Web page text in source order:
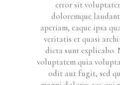
error sit
doloremque
aperiam, eaque ipsa
veritatis et quasi
dicta sunt explicabo.
voluptatem quia
odit aut fugit, sed